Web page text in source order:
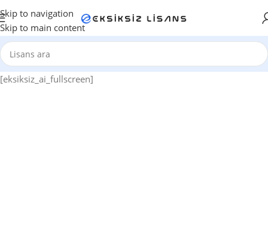
Skip to navigation
Skip to main content
[eksiksiz_ai_fullscreen]